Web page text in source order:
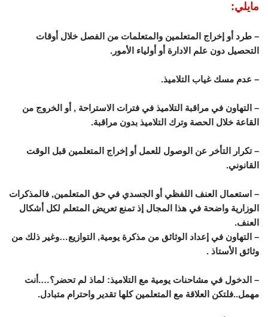
مايلي:
– طرد أو إخراج المتعلمين والمتعلمات من الفصل خلال أوقات
التحصيل دون علم الادارة أو أولياء الأمور.
– عدم مسك غياب التلاميذ.
– التهاون في مراقبة التلاميذ في فترات الاستراحة , أو الخروج من
القاعة خلال الحصة وترك التلاميذ بدون مراقبة.
– تكرار التأخر عن الوصول للعمل أو إخراج المتعلمين قبل الوقت
القانوني.
– استعمال العنف اللفظي أو الجسدي في حق المتعلمين, فالمذكرات
الوزارية واضحة في هذا المجال إذ تمنع تعريض المتعلم لكل أشكال
العنف.
– التهاون في إعداد الوثائق من مذكرة يومية, التوازيع…وغير ذلك من
وثائق الأستاذ .
– الدخول في مشاحنات يومية مع التلاميذ: لماذ لم تحضر؟….أنت
مهمل..فلتكن العلاقة مع المتعلمين كلها تقدير واحترام متبادل.